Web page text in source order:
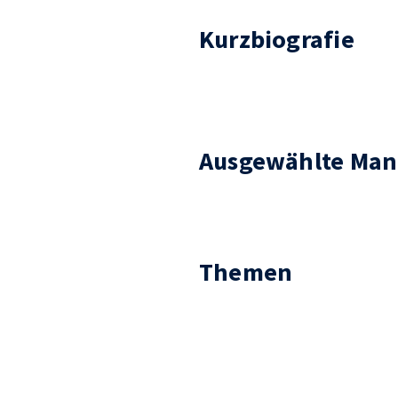
Kurzbiografie
Ausgewählte
Themen